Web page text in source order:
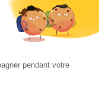
pendant votre
Instagram
DROITS RÉSERVÉS.